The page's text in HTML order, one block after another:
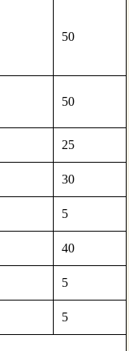
50
50
25
30
5
40
5
5